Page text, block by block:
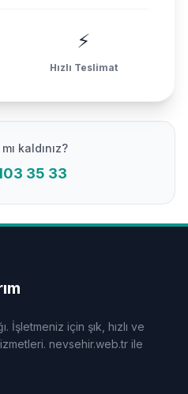
⚡
Hızlı Teslimat
kaldınız?
35 33
İşletmeniz için şık, hızlı ve
nevsehir.web.tr ile